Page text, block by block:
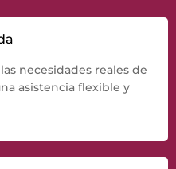
necesidades reales de
asistencia flexible y